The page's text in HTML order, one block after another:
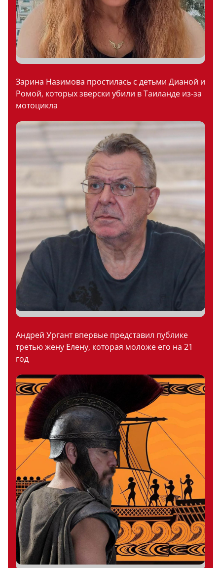
Зарина Назимова простилась с детьми Дианой и
Ромой, которых зверски убили в Таиланде из-за
мотоцикла
Андрей Ургант впервые представил публике
третью жену Елену, которая моложе его на 21
год